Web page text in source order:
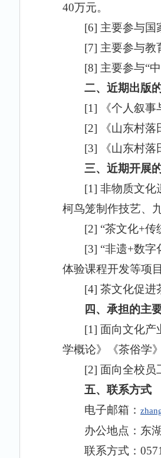
40万元。
[6] 主要参与国
[7] 主要参与教
[8] 主要参与“
二、近期出版
[1]
《个人叙
[2]
《山东村
[3]
《山东村
三、近期开展
[1] 非物质文化
柯鸟笼制作技艺、
[2] “茶文化+传
[3] “非遗+数字
体验课程开发等项
[4] 茶文化促进
四、承担的主
[1] 面向文化产
学概论》《茶俗学
[2] 面向全校员
五、联系方式
电子邮箱：
办公地点：东
联系方式：